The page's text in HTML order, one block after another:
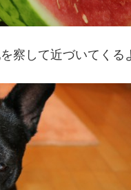
察して近づいてくる